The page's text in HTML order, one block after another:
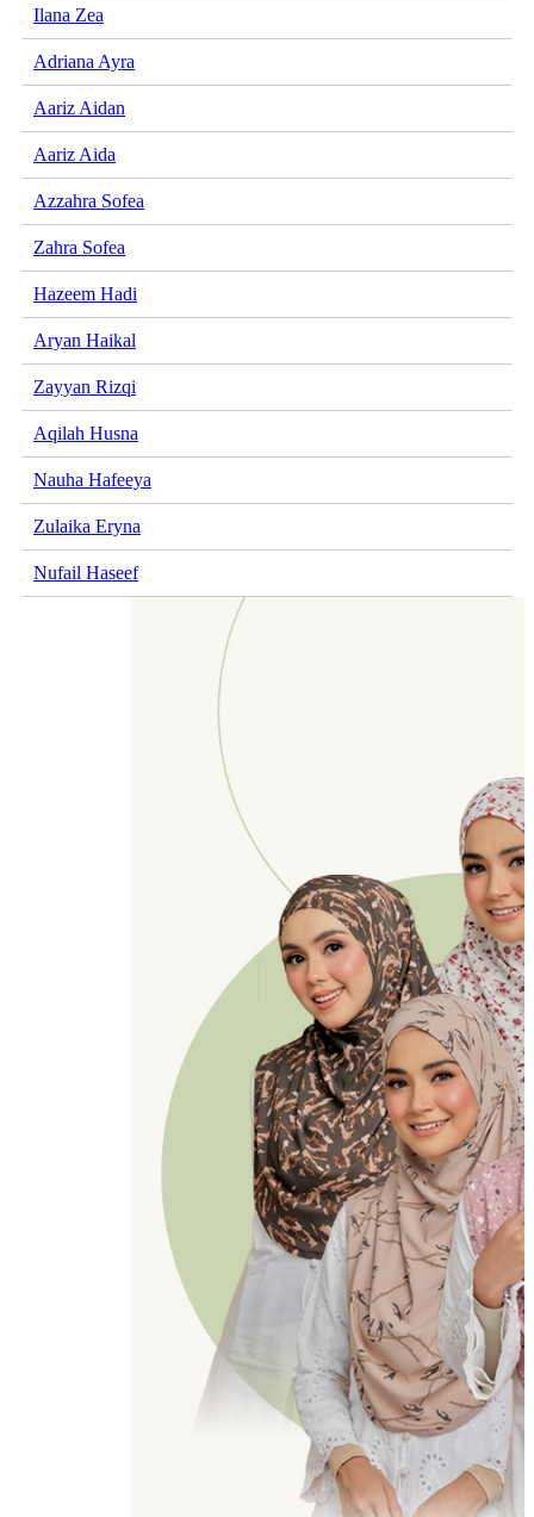
Ilana Zea
Adriana Ayra
Aariz Aidan
Aariz Aida
Azzahra Sofea
Zahra Sofea
Hazeem Hadi
Aryan Haikal
Zayyan Rizqi
Aqilah Husna
Nauha Hafeeya
Zulaika Eryna
Nufail Haseef